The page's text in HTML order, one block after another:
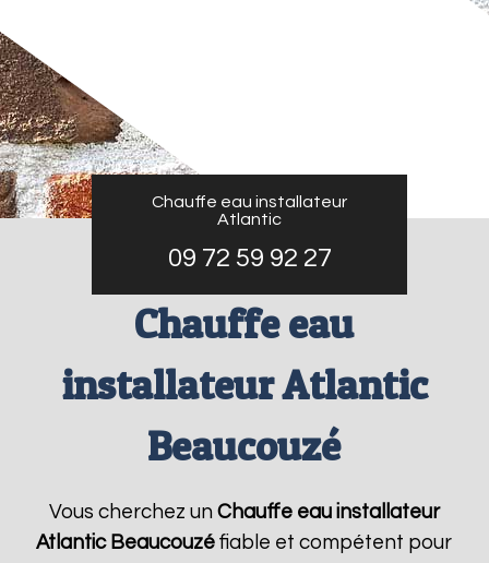
Chauffe eau installateur
Atlantic
09 72 59 92 27
Chauffe eau
installateur Atlantic
Beaucouzé
Vous cherchez un Chauffe eau installateur
Atlantic Beaucouzé fiable et compétent pour